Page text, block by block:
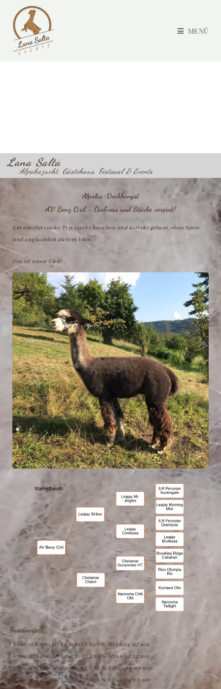
MENÜ
Lana Salta
Alpakazucht, Gästehaus, Festsaal & Events
Alpaka-Deckhengst
AV Benz Ciril - Coolness und Stärke vereint!
Ein absolut cooler Typ, starke Knochen und korrekt gebaut, ohne Spots
und unglaublich dichtes Vlies.
Das ist unser Ciril!
Faserwerte:
Vlies: 21,4 mic; SD 4,5 mic; CF 94,8%; SD along 0,7 mic
Vlies: 20,8 mic; SD 4,6 mic; CF 95,9%; SD along 1,2 mic
Vlies: 26,0 mic; SD 5,1 mic; CF 83,4 %; SD along 0,9 mic
Vlies: 26,6 mic; SD 5,2 mic; CF 81,0 %; SD along 1,3 mic